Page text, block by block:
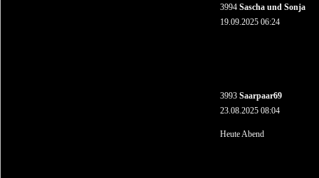
3994 Sascha und Sonja
19.09.2025 06:24
3993 Saarpaar69
23.08.2025 08:04
Heute Abend